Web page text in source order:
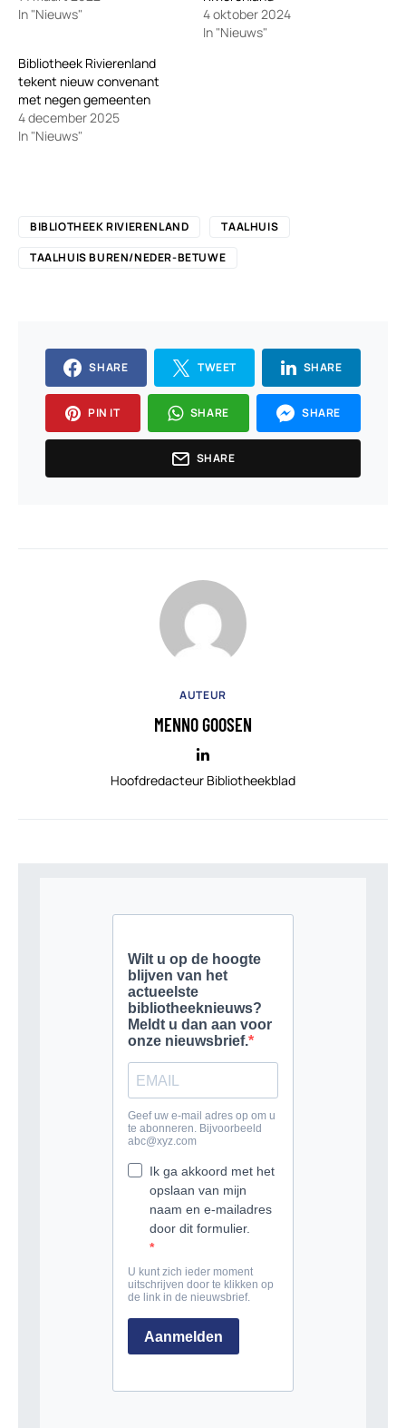
In "Nieuws"
4 oktober 2024
In "Nieuws"
Bibliotheek Rivierenland
tekent nieuw convenant
met negen gemeenten
4 december 2025
In "Nieuws"
BIBLIOTHEEK RIVIERENLAND
TAALHUIS
TAALHUIS BUREN/NEDER-BETUWE
SHARE TWEET SHARE
PIN IT SHARE SHARE
SHARE
AUTEUR
MENNO GOOSEN
Hoofdredacteur Bibliotheekblad